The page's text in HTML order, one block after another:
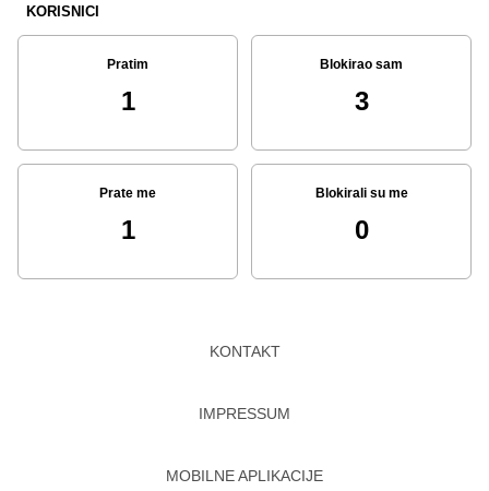
KORISNICI
Pratim
1
Blokirao sam
3
Prate me
1
Blokirali su me
0
KONTAKT
IMPRESSUM
MOBILNE APLIKACIJE